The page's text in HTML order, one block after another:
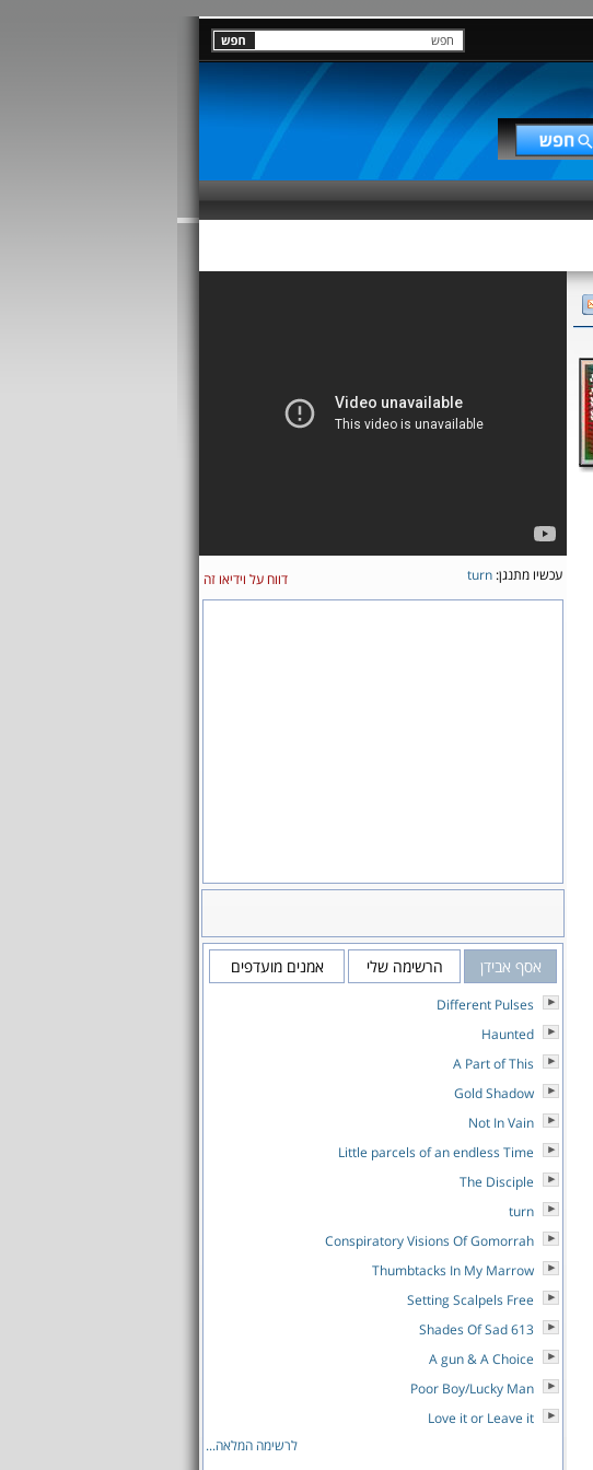
עכשיו מתנגן: turn דווח על וידיאו זה
אסף אבידן הרשימה שלי אמנים מועדפים
Different Pulses
Haunted
A Part of This
Gold Shadow
Not In Vain
Little parcels of an endless Time
The Disciple
turn
Conspiratory Visions Of Gomorrah
Thumbtacks In My Marrow
Setting Scalpels Free
613 Shades Of Sad
A gun & A Choice
Poor Boy/Lucky Man
Love it or Leave it
לרשימה המלאה...